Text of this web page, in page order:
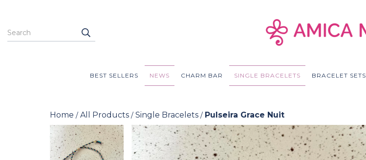
BEST SELLERS NEWS CHARM BAR SINGLE BRACELETS BRACELET SETS
Home / All Products / Single Bracelets / Pulseira Grace Nuit